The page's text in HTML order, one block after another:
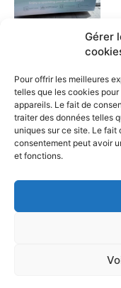
Gérer
Pour offrir les meilleures
telles que les cookies
appareils. Le fait de
traiter des données telles
uniques sur ce site. Le fait
consentement peut avoir
et fonctions.
© Copyright - Nord-